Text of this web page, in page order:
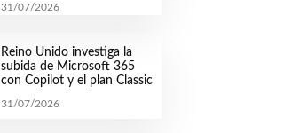
31/07/2026
Reino Unido investiga la
subida de Microsoft 365
con Copilot y el plan Classic
31/07/2026